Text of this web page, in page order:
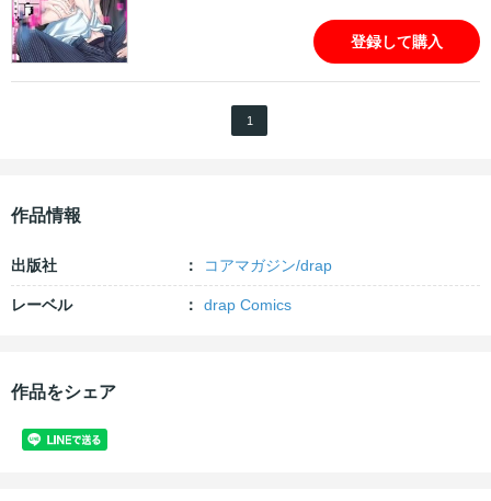
登録して購入
1
作品情報
出版社 コアマガジン/drap
レーベル drap Comics
作品をシェア